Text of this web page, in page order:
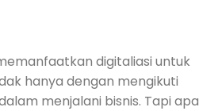
digitaliasi untuk
hanya dengan mengikuti
menjalani bisnis. Tapi apa